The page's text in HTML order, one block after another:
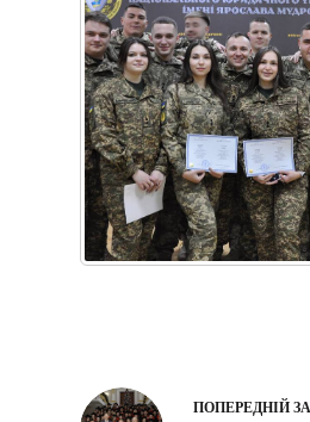
ПОПЕРЕДНІЙ